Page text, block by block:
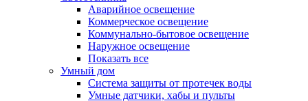
Аварийное освещение
Коммерческое освещение
Коммунально-бытовое освещение
Наружное освещение
Показать все
Умный дом
Система защиты от протечек воды
Умные датчики, хабы и пульты